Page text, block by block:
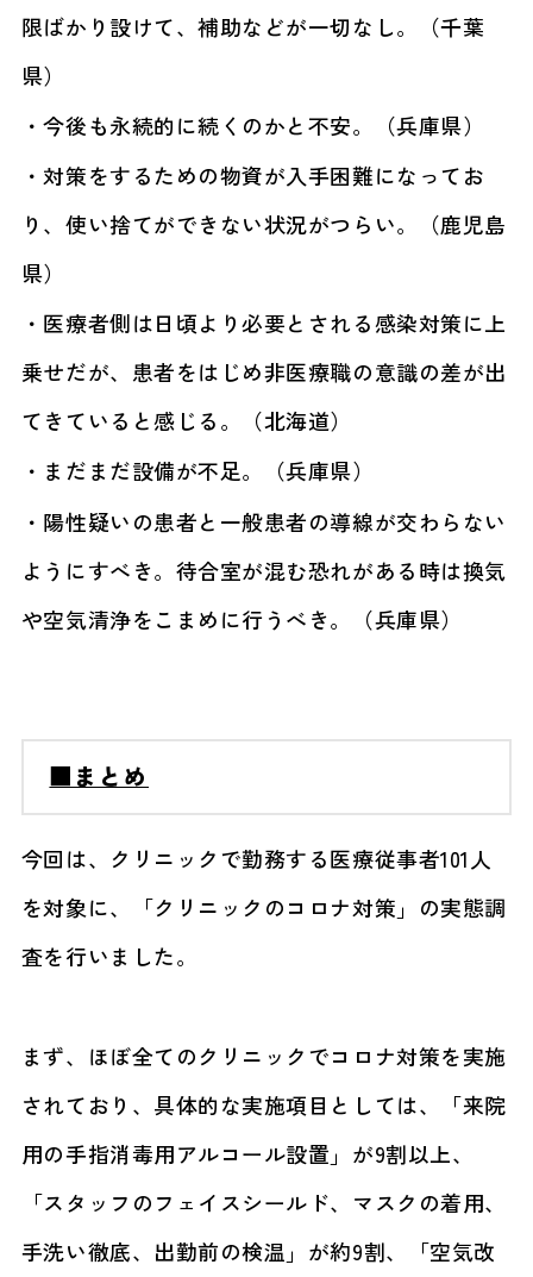
限ばかり設けて、補助などが一切なし。（千葉
県）
・今後も永続的に続くのかと不安。（兵庫県）
・対策をするための物資が入手困難になってお
り、使い捨てができない状況がつらい。（鹿児島
県）
・医療者側は日頃より必要とされる感染対策に上
乗せだが、患者をはじめ非医療職の意識の差が出
てきていると感じる。（北海道）
・まだまだ設備が不足。（兵庫県）
・陽性疑いの患者と一般患者の導線が交わらない
ようにすべき。待合室が混む恐れがある時は換気
や空気清浄をこまめに行うべき。（兵庫県）
■まとめ
今回は、クリニックで勤務する医療従事者101人
を対象に、「クリニックのコロナ対策」の実態調
査を行いました。
まず、ほぼ全てのクリニックでコロナ対策を実施
されており、具体的な実施項目としては、「来院
用の手指消毒用アルコール設置」が9割以上、
「スタッフのフェイスシールド、マスクの着用、
手洗い徹底、出勤前の検温」が約9割、「空気改